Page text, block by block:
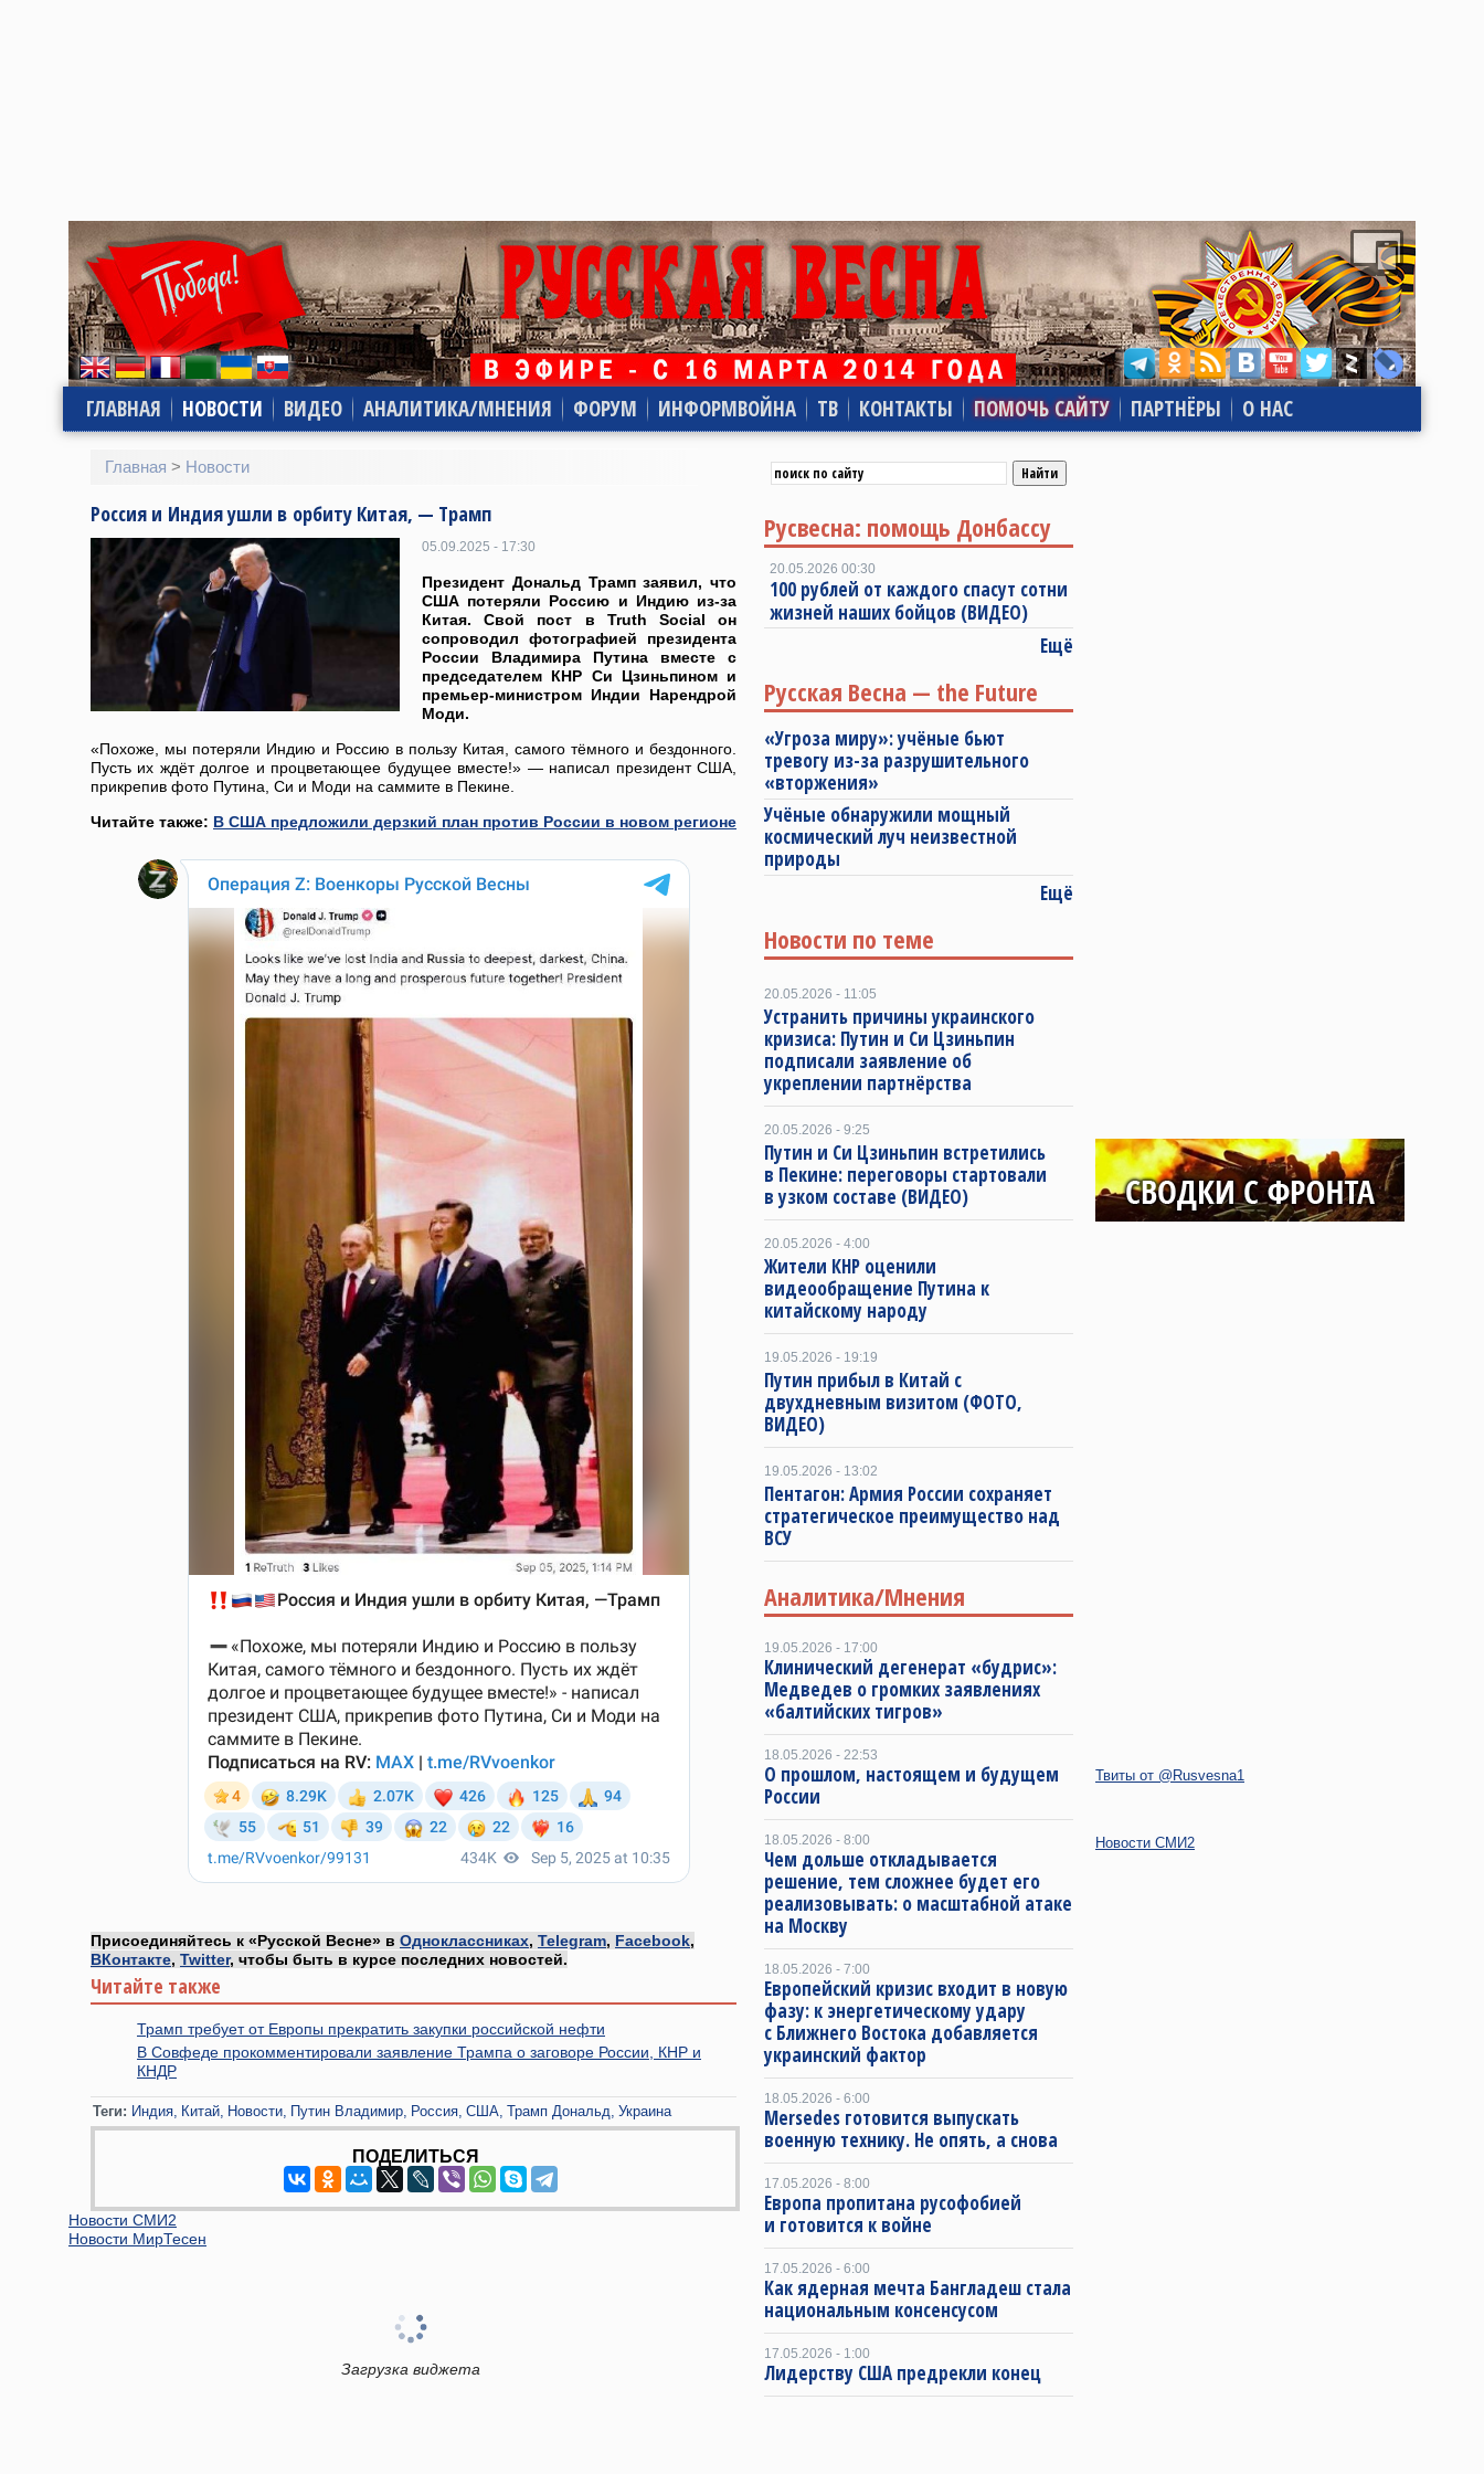
ГЛАВНАЯ НОВОСТИ ВИДЕО АНАЛИТИКА/МНЕНИЯ ФОРУМ ИНФОРМВОЙНА ТВ КОНТАКТЫ ПОМОЧЬ САЙТУ ПАРТНЁРЫ О НАС
Главная > Новости
Россия и Индия ушли в орбиту Китая, — Трамп
05.09.2025 - 17:30
Президент Дональд Трамп заявил, что
США потеряли Россию и Индию из-за
Китая. Свой пост в Truth Social он
сопроводил фотографией президента
России Владимира Путина вместе с
председателем КНР Си Цзиньпином и
премьер-министром Индии Нарендрой
Моди.
«Похоже, мы потеряли Индию и Россию в пользу Китая, самого тёмного и бездонного.
Пусть их ждёт долгое и процветающее будущее вместе!» — написал президент США,
прикрепив фото Путина, Си и Моди на саммите в Пекине.
Читайте также: В США предложили дерзкий план против России в новом регионе
Присоединяйтесь к «Русской Весне» в Одноклассниках, Telegram, Facebook,
ВКонтакте, Twitter, чтобы быть в курсе последних новостей.
Читайте также
Трамп требует от Европы прекратить закупки российской нефти
В Совфеде прокомментировали заявление Трампа о заговоре России, КНР и
КНДР
Теги: Индия Китай Новости Путин Владимир Россия США Трамп Дональд Украина
ПОДЕЛИТЬСЯ
Новости СМИ2
Новости МирТесен
Загрузка виджета
Русвесна: помощь Донбассу
20.05.2026 00:30
100 рублей от каждого спасут сотни
жизней наших бойцов (ВИДЕО)
Ещё
Русская Весна — the Future
«Угроза миру»: учёные бьют
тревогу из-за разрушительного
«вторжения»
Учёные обнаружили мощный
космический луч неизвестной
природы
Ещё
Новости по теме
20.05.2026 - 11:05
Устранить причины украинского
кризиса: Путин и Си Цзиньпин
подписали заявление об
укреплении партнёрства
20.05.2026 - 9:25
Путин и Си Цзиньпин встретились
в Пекине: переговоры стартовали
в узком составе (ВИДЕО)
20.05.2026 - 4:00
Жители КНР оценили
видеообращение Путина к
китайскому народу
19.05.2026 - 19:19
Путин прибыл в Китай с
двухдневным визитом (ФОТО,
ВИДЕО)
19.05.2026 - 13:02
Пентагон: Армия России сохраняет
стратегическое преимущество над
ВСУ
Аналитика/Мнения
19.05.2026 - 17:00
Клинический дегенерат «будрис»:
Медведев о громких заявлениях
«балтийских тигров»
18.05.2026 - 22:53
О прошлом, настоящем и будущем
России
18.05.2026 - 8:00
Чем дольше откладывается
решение, тем сложнее будет его
реализовывать: о масштабной атаке
на Москву
18.05.2026 - 7:00
Европейский кризис входит в новую
фазу: к энергетическому удару
с Ближнего Востока добавляется
украинский фактор
18.05.2026 - 6:00
Mersedes готовится выпускать
военную технику. Не опять, а снова
17.05.2026 - 8:00
Европа пропитана русофобией
и готовится к войне
17.05.2026 - 6:00
Как ядерная мечта Бангладеш стала
национальным консенсусом
17.05.2026 - 1:00
Лидерству США предрекли конец
Твиты от @Rusvesna1
Новости СМИ2